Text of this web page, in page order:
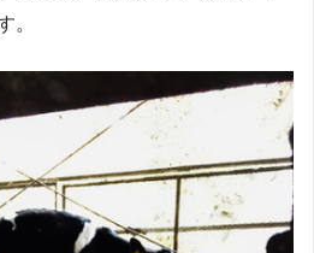
。